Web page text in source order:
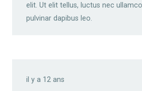
elit. Ut elit tellus, luctus nec
pulvinar dapibus leo.
il y a 12 ans